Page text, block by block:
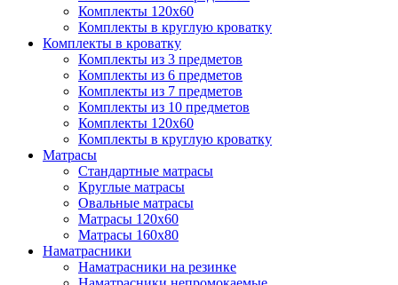
Комплекты 120х60
Комплекты в круглую кроватку
Комплекты в кроватку
Комплекты из 3 предметов
Комплекты из 6 предметов
Комплекты из 7 предметов
Комплекты из 10 предметов
Комплекты 120х60
Комплекты в круглую кроватку
Матрасы
Стандартные матрасы
Круглые матрасы
Овальные матрасы
Матрасы 120х60
Матрасы 160х80
Наматрасники
Наматрасники на резинке